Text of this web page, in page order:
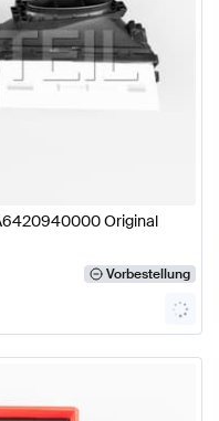
Original
Vorbestellung